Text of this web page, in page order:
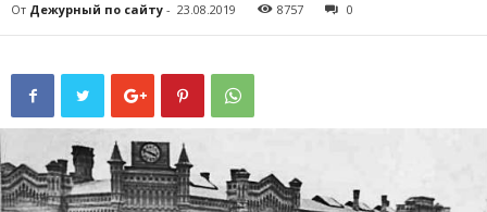
От Дежурный по сайту - 23.08.2019 8757 0